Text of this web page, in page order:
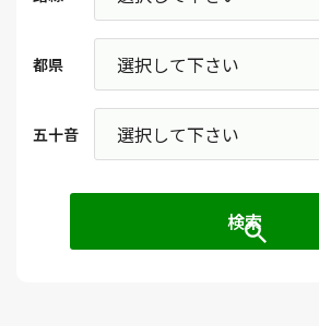
都県
五十音